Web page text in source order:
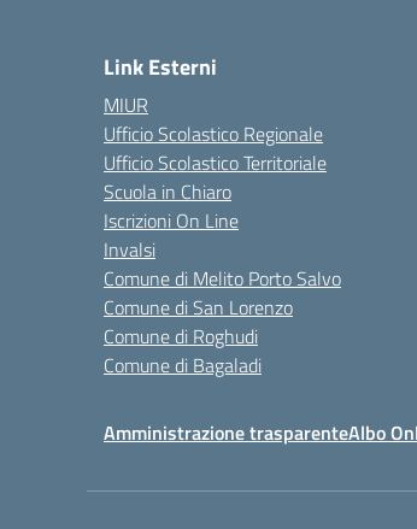
Link Esterni
MIUR
Ufficio Scolastico Regionale
Ufficio Scolastico Territoriale
Scuola in Chiaro
Iscrizioni On Line
Invalsi
Comune di Melito Porto Salvo
Comune di San Lorenzo
Comune di Roghudi
Comune di Bagaladi
Amministrazione trasparenteAlbo